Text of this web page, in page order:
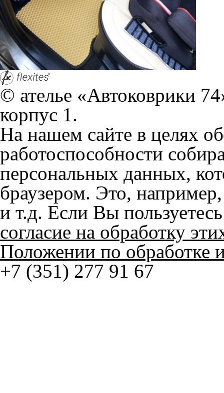
согласие на обработку
Положении по обработке
+7 (351) 277 91 67